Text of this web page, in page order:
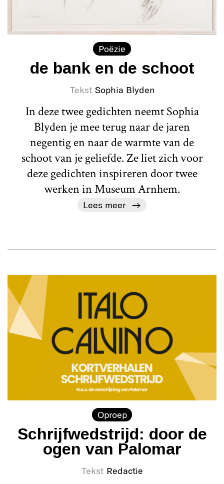
Poëzie
de bank en de schoot
Tekst Sophia Blyden
In deze twee gedichten neemt Sophia
Blyden je mee terug naar de jaren
negentig en naar de warmte van de
schoot van je geliefde. Ze liet zich voor
deze gedichten inspireren door twee
werken in Museum Arnhem.
Lees meer
Oproep
Schrijfwedstrijd: door de
ogen van Palomar
Tekst Redactie